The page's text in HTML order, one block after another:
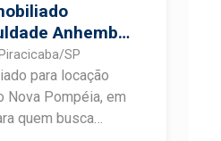
Anhembi
SP
para locação
Nova Pompéia, em
quem busca